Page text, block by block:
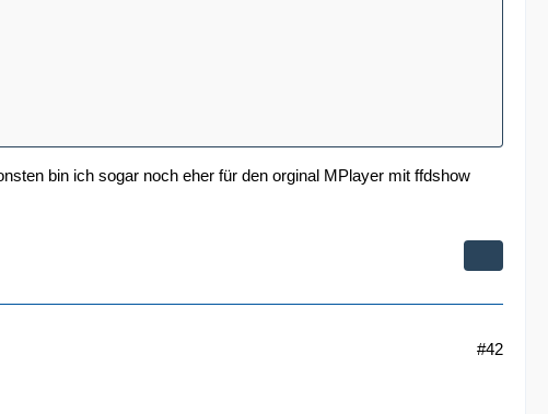
bin ich sogar noch eher für den orginal MPlayer mit ffdshow
#42